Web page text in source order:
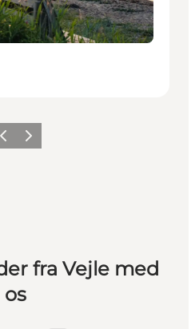
Næste
fra Vejle med
os